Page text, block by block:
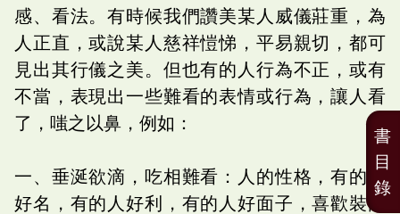
感、看法。有時候我們讚美某人威儀莊重，為
人正直，或說某人慈祥愷悌，平易親切，都可
見出其行儀之美。但也有的人行為不正，或有
不當，表現出一些難看的表情或行為，讓人看
了，嗤之以鼻，例如：
一、垂涎欲滴，吃相難看：人的性格，有的人
好名，有的人好利，有的人好面子，喜歡裝門
書
目
錄